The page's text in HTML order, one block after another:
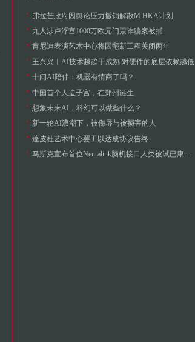
弗拉芒政府因舆论压力撤销解散M HKA计划
九人涉卢浮宫1000万欧元门票诈骗案被捕
肯尼迪表演艺术中心将因翻新工程关闭两年
王兴兴︱AI技术越趋于成熟 对硬件的底层依赖越低
十问AI陪伴：机器有情商了吗？
中国首个人造子宫，在郑州诞生
想象未来AI，科幻可以做些什么？
新一轮AI浪潮下，被侮辱与被损害的人
蓬皮杜艺术中心罢工以达成协议告终
马斯克宣布首位Neuralink脑机接口人类被试已康复，医学专家批评“不是科学”